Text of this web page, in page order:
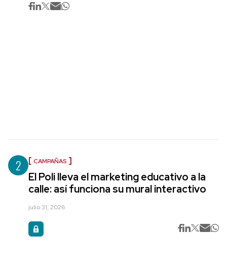
2 CAMPAÑAS
El Poli lleva el marketing educativo a la
calle: así funciona su mural interactivo
julio 31, 2026